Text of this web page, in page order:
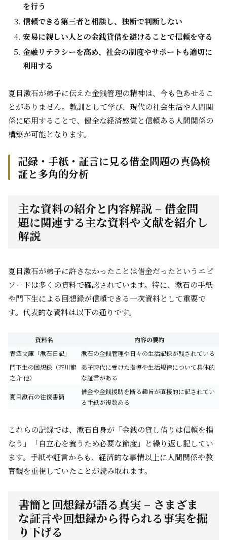
を行う
信頼できる第三者と相談し、独断で判断しない
安易に親しい人との金銭貸借を避けることで信頼を守る
金融リテラシーを高め、社会の制度やサポートも適切に
利用する
夏目漱石が弟子に伝えた金銭管理の精神は、今も色あせるこ
とがありません。教訓として学び、現代の社会生活や人間関
係に応用することで、健全な経済感覚と信頼ある人間関係の
構築が可能となります。
記録・手紙・証言に見る借金問題の真偽検
証と多角的分析
主な資料の紹介と内容解説 – 借金問
題に関連する主な資料や文献を紹介し
解説
夏目漱石が弟子に許さなかったことは借金だったというエピ
ソードは多くの資料で確認されています。特に、漱石の手紙
や門下生による回想録が信頼できる一次資料として重要で
す。代表的な資料は以下の通りです。
資料名
内容の要約
青空文庫「漱石日記」
漱石の金銭管理や日々の生活記録が残されている
門下生の回想録（芥川龍
之介 他）
弟子時代に受けた指導や生活規律について具体的
な証言がある
夏目漱石の往復書簡
借金や金銭援助を断る趣旨が直接的に記されてい
る手紙が複数ある
これらの記録では、漱石自身が「金銭の貸し借りは信頼を損
なう」「自立心を養うため必要な節度」と繰り返し記してい
ます。手紙や証言からも、経済的な事情以上に人間関係や教
育観を重視していたことが読み取れます。
書簡と回想録が語る真実 – さまざま
な証言や回想録から得られる事実を掘
り下げる